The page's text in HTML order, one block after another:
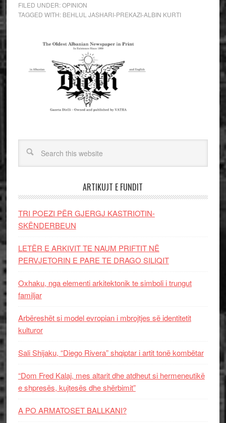
FILED UNDER:OPINION
TAGGED WITH: BEHLUL JASHARI-PREKAZI-ALBIN KURTI
ARTIKUJT E FUNDIT
TRI POEZI PËR GJERGJ KASTRIOTIN-
SKËNDERBEUN
LETËR E ARKIVIT TE NAUM PRIFTIT NË
PERVJETORIN E PARE TE DRAGO SILIQIT
Oxhaku, nga elementi arkitektonik te simboli i trungut
familjar
Arbëreshët si model evropian i mbrojtjes së identitetit
kulturor
Sali Shijaku, “Diego Rivera” shqiptar i artit tonë kombëtar
“Dom Fred Kalaj, mes altarit dhe atdheut si hermeneutikë
e shpresës, kujtesës dhe shërbimit”
A PO ARMATOSET BALLKANI?